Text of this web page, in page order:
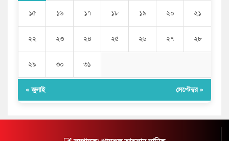
১৫ ১৬ ১৭ ১৮ ১৯ ২০ ২১
২২ ২৩ ২৪ ২৫ ২৬ ২৭ ২৮
২৯ ৩০ ৩১
« জুলাই সেপ্টেম্বর »